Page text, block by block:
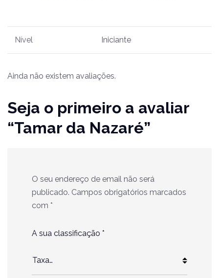
Nível Iniciante
Ainda não existem avaliações.
Seja o primeiro a avaliar
“Tamar da Nazaré”
O seu endereço de email não será
publicado. Campos obrigatórios marcados
com *
A sua classificação *